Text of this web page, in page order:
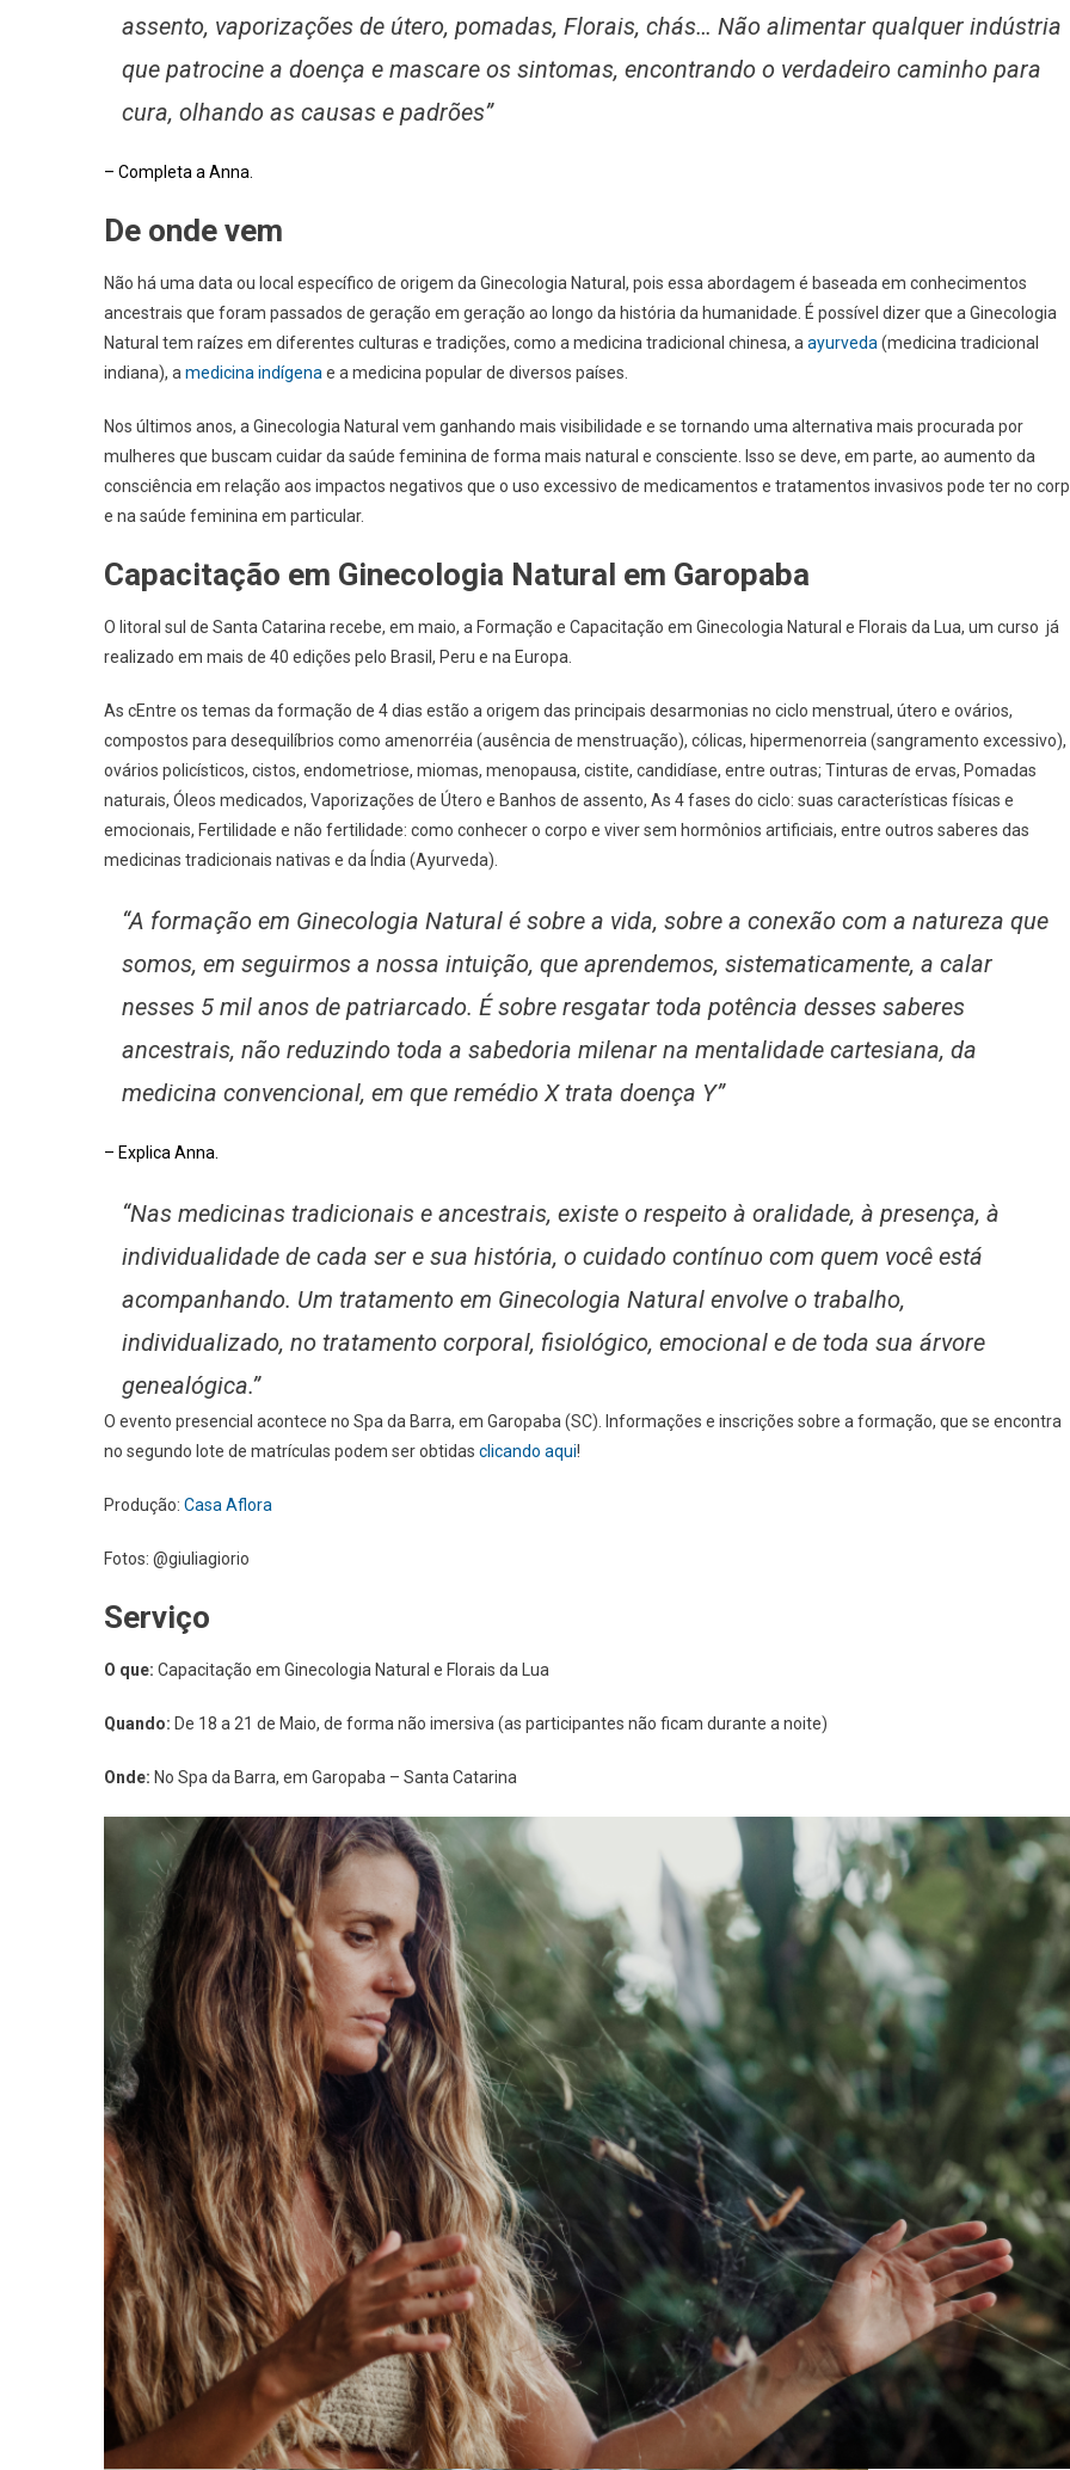
assento, vaporizações de útero, pomadas, Florais, chás… Não alimentar qualquer indústria
que patrocine a doença e mascare os sintomas, encontrando o verdadeiro caminho para
cura, olhando as causas e padrões”
– Completa a Anna.
De onde vem
Não há uma data ou local específico de origem da Ginecologia Natural, pois essa abordagem é baseada em conhecimentos
ancestrais que foram passados de geração em geração ao longo da história da humanidade. É possível dizer que a Ginecologia
Natural tem raízes em diferentes culturas e tradições, como a medicina tradicional chinesa, a ayurveda (medicina tradicional
indiana), a medicina indígena e a medicina popular de diversos países.
Nos últimos anos, a Ginecologia Natural vem ganhando mais visibilidade e se tornando uma alternativa mais procurada por
mulheres que buscam cuidar da saúde feminina de forma mais natural e consciente. Isso se deve, em parte, ao aumento da
consciência em relação aos impactos negativos que o uso excessivo de medicamentos e tratamentos invasivos pode ter no
e na saúde feminina em particular.
Capacitação em Ginecologia Natural em Garopaba
O litoral sul de Santa Catarina recebe, em maio, a Formação e Capacitação em Ginecologia Natural e Florais da Lua, um curso já
realizado em mais de 40 edições pelo Brasil, Peru e na Europa.
As cEntre os temas da formação de 4 dias estão a origem das principais desarmonias no ciclo menstrual, útero e ovários,
compostos para desequilíbrios como amenorréia (ausência de menstruação), cólicas, hipermenorreia (sangramento excessivo),
ovários policísticos, cistos, endometriose, miomas, menopausa, cistite, candidíase, entre outras; Tinturas de ervas, Pomadas
naturais, Óleos medicados, Vaporizações de Útero e Banhos de assento, As 4 fases do ciclo: suas características físicas e
emocionais, Fertilidade e não fertilidade: como conhecer o corpo e viver sem hormônios artificiais, entre outros saberes das
medicinas tradicionais nativas e da Índia (Ayurveda).
“A formação em Ginecologia Natural é sobre a vida, sobre a conexão com a natureza que
somos, em seguirmos a nossa intuição, que aprendemos, sistematicamente, a calar
nesses 5 mil anos de patriarcado. É sobre resgatar toda potência desses saberes
ancestrais, não reduzindo toda a sabedoria milenar na mentalidade cartesiana, da
medicina convencional, em que remédio X trata doença Y”
– Explica Anna.
“Nas medicinas tradicionais e ancestrais, existe o respeito à oralidade, à presença, à
individualidade de cada ser e sua história, o cuidado contínuo com quem você está
acompanhando. Um tratamento em Ginecologia Natural envolve o trabalho,
individualizado, no tratamento corporal, fisiológico, emocional e de toda sua árvore
genealógica.”
O evento presencial acontece no Spa da Barra, em Garopaba (SC). Informações e inscrições sobre a formação, que se encontra
no segundo lote de matrículas podem ser obtidas clicando aqui!
Produção: Casa Aflora
Fotos: @giuliagiorio
Serviço
O que: Capacitação em Ginecologia Natural e Florais da Lua
Quando: De 18 a 21 de Maio, de forma não imersiva (as participantes não ficam durante a noite)
Onde: No Spa da Barra, em Garopaba – Santa Catarina